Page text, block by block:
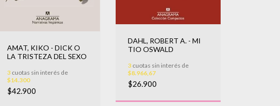
AMAT, KIKO - DICK O
LA TRISTEZA DEL SEXO
3 cuotas sin interés de
$14.300
$42.900
DAHL, ROBERT A. - MI
TIO OSWALD
3cuotas sin interés de
$8.966,67
$26.900